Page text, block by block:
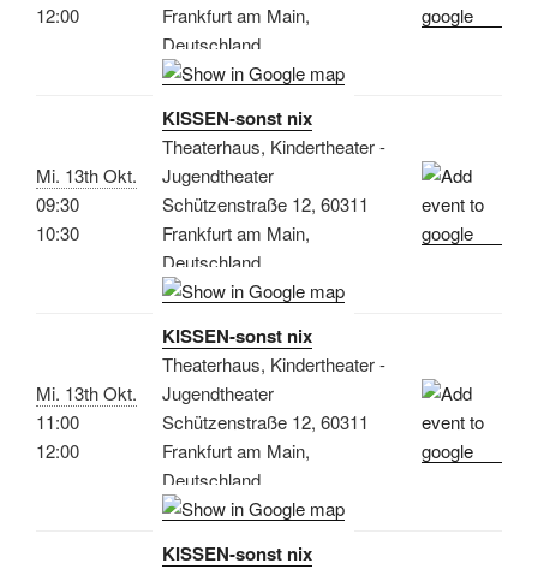
12:00
Frankfurt am Main,
Deutschland
Mi. 13th Okt.
09:30
10:30
KISSEN-sonst nix
Theaterhaus, Kindertheater -
Jugendtheater
Schützenstraße 12, 60311
Frankfurt am Main,
Deutschland
Mi. 13th Okt.
11:00
12:00
KISSEN-sonst nix
Theaterhaus, Kindertheater -
Jugendtheater
Schützenstraße 12, 60311
Frankfurt am Main,
Deutschland
KISSEN-sonst nix